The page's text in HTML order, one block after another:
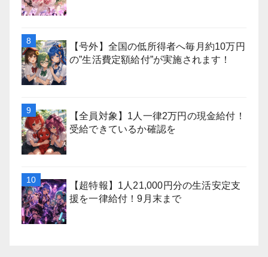
【号外】全国の低所得者へ毎月約10万円
の”生活費定額給付”が実施されます！
【全員対象】1人一律2万円の現金給付！
受給できているか確認を
【超特報】1人21,000円分の生活安定支
援を一律給付！9月末まで